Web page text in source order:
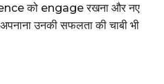
को engage रखना और नए
उनकी सफलता की चाबी भी